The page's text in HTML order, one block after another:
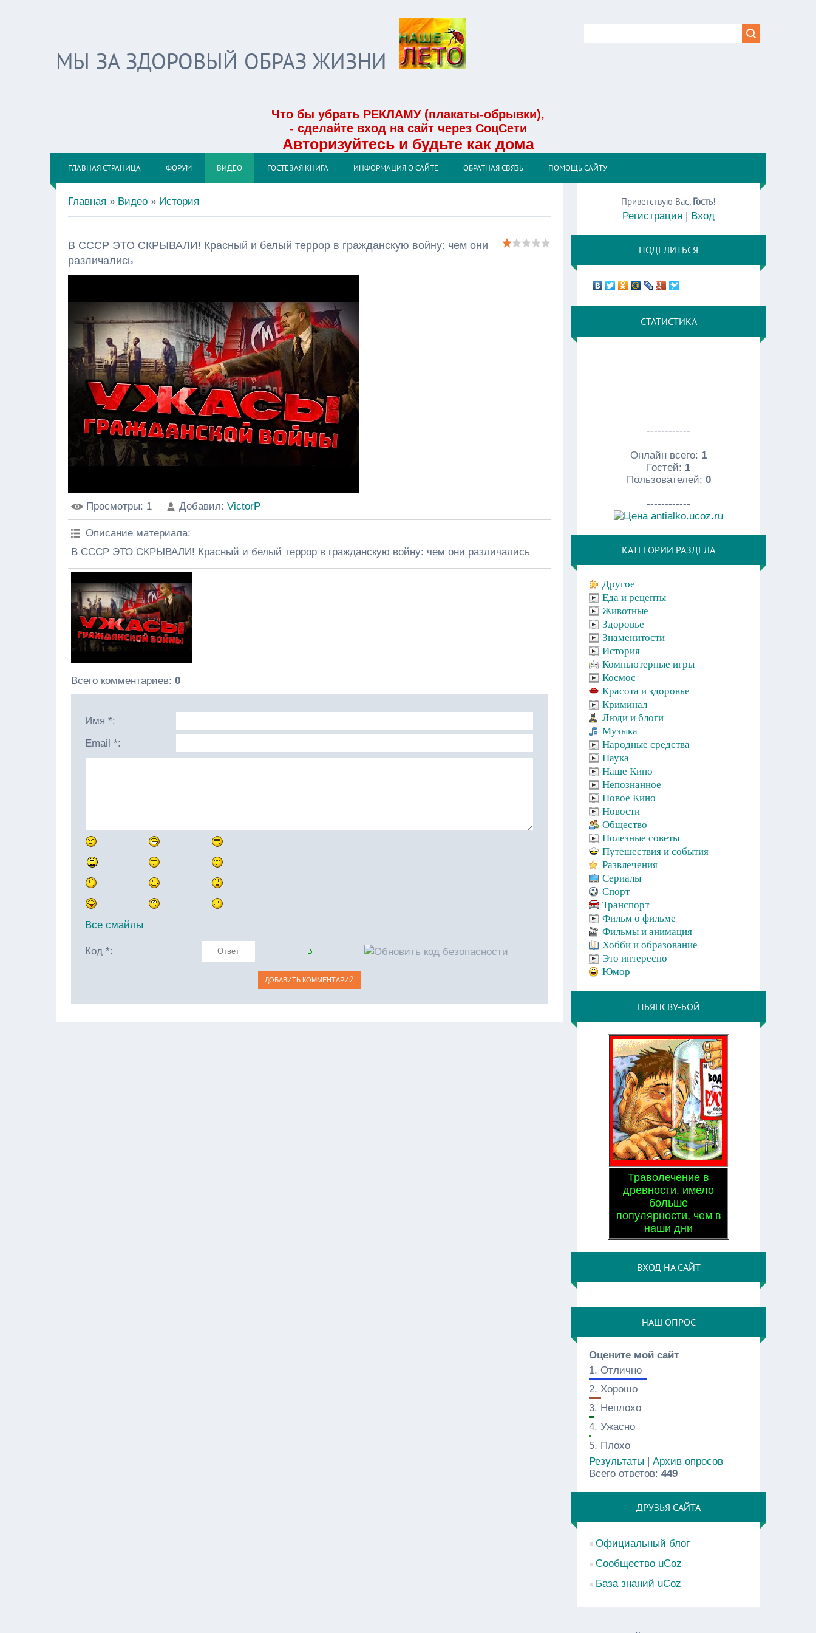
МЫ ЗА ЗДОРОВЫЙ ОБРАЗ ЖИЗНИ
Что бы убрать РЕКЛАМУ (плакаты-обрывки),
- сделайте вход на сайт через СоцСети
Авторизуйтесь и будьте как дома
ГЛАВНАЯ СТРАНИЦА ФОРУМ ВИДЕО ГОСТЕВАЯ КНИГА ИНФОРМАЦИЯ О САЙТЕ ОБРАТНАЯ СВЯЗЬ ПОМОЩЬ САЙТУ
Главная » Видео » История
В СССР ЭТО СКРЫВАЛИ! Красный и белый террор в гражданскую войну: чем они
различались
Просмотры: 1 Добавил: VictorP
Описание материала:
В СССР ЭТО СКРЫВАЛИ! Красный и белый террор в гражданскую войну: чем они различались
Всего комментариев: 0
Имя *:
Email *:
Все смайлы
Код *:
Приветствую Вас, Гость!
Регистрация | Вход
ПОДЕЛИТЬСЯ
СТАТИСТИКА
------------
Онлайн всего: 1
Гостей: 1
Пользователей: 0
------------
КАТЕГОРИИ РАЗДЕЛА
Другое
Еда и рецепты
Животные
Здоровье
Знаменитости
История
Компьютерные игры
Космос
Красота и здоровье
Криминал
Люди и блоги
Музыка
Народные средства
Наука
Наше Кино
Непознанное
Новое Кино
Новости
Общество
Полезные советы
Путешествия и события
Развлечения
Сериалы
Спорт
Транспорт
Фильм о фильме
Фильмы и анимация
Хобби и образование
Это интересно
Юмор
ПЬЯНСВУ-БОЙ
Траволечение в
древности, имело
больше
популярности, чем в
наши дни
ВХОД НА САЙТ
НАШ ОПРОС
Оцените мой сайт
1.Отлично
2.Хорошо
3. Неплохо
4.Ужасно
5. Плохо
Результаты |Архив опросов
Всего ответов:449
ДРУЗЬЯ САЙТА
Официальный блог
Сообщество uCoz
База знаний uCoz